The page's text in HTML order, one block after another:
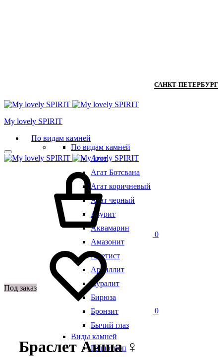
САНКТ-ПЕТЕРБУРГ
Мy lovely SPIRIT
По видам камней
По видам камней
Агат
Агат Ботсвана
Агат коричневый
Агат черный
Азурит
Аквамарин
Амазонит
Аметист
Аргиллит
Ауралит
Бирюза
Бронзит
Бычий глаз
Виды камней
Гелиотроп
0
0
Под заказ
Браслет Анша ♀